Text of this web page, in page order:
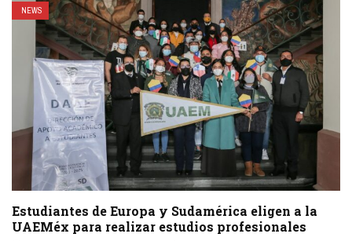
NEWS
Estudiantes de Europa y Sudamérica eligen a la
UAEMéx para realizar estudios profesionales